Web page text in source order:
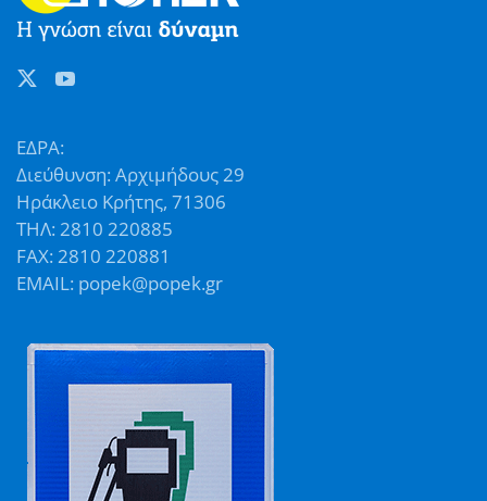
ΕΔΡΑ:
Διεύθυνση: Αρχιμήδους 29
Ηράκλειο Κρήτης, 71306
ΤΗΛ: 2810 220885
FAX: 2810 220881
EMAIL: popek@popek.gr